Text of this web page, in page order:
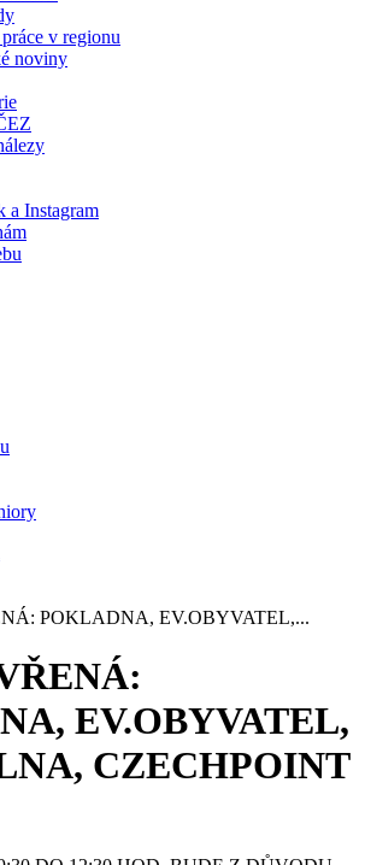
v regionu
noviny
a Instagram
POKLADNA, EV.OBYVATEL,...
EV.OBYVATEL,
CZECHPOINT